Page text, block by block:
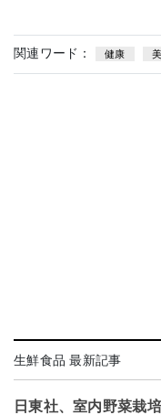
関連ワード： 健康
生鮮食品 最新記事
日東社、室内野菜栽